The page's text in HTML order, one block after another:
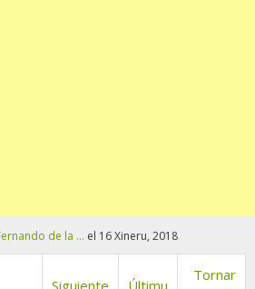
de la ... el 16 Xineru, 2018
Tornar